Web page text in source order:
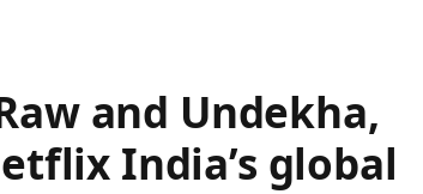
and Undekha,
India’s global